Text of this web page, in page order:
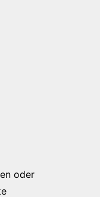
oder